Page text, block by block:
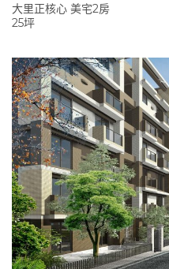
大里正核心 美宅2房
25坪